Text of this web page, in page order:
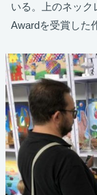
いる。上のネック
Awardを受賞した